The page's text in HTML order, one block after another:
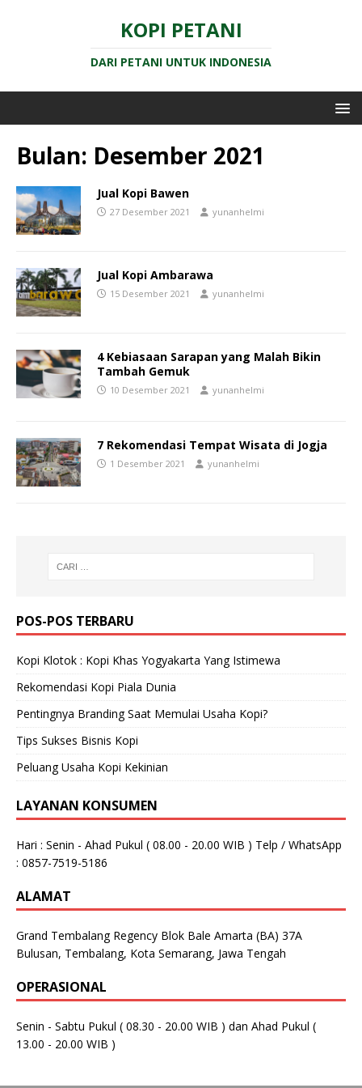
KOPI PETANI
DARI PETANI UNTUK INDONESIA
Bulan: Desember 2021
Jual Kopi Bawen
27 Desember 2021 yunanhelmi
Jual Kopi Ambarawa
15 Desember 2021 yunanhelmi
4 Kebiasaan Sarapan yang Malah Bikin
Tambah Gemuk
10 Desember 2021 yunanhelmi
7 Rekomendasi Tempat Wisata di Jogja
1 Desember 2021 yunanhelmi
POS-POS TERBARU
Kopi Klotok : Kopi Khas Yogyakarta Yang Istimewa
Rekomendasi Kopi Piala Dunia
Pentingnya Branding Saat Memulai Usaha Kopi?
Tips Sukses Bisnis Kopi
Peluang Usaha Kopi Kekinian
LAYANAN KONSUMEN
Hari : Senin - Ahad Pukul ( 08.00 - 20.00 WIB ) Telp / WhatsApp
: 0857-7519-5186
ALAMAT
Grand Tembalang Regency Blok Bale Amarta (BA) 37A
Bulusan, Tembalang, Kota Semarang, Jawa Tengah
OPERASIONAL
Senin - Sabtu Pukul ( 08.30 - 20.00 WIB ) dan Ahad Pukul (
13.00 - 20.00 WIB )